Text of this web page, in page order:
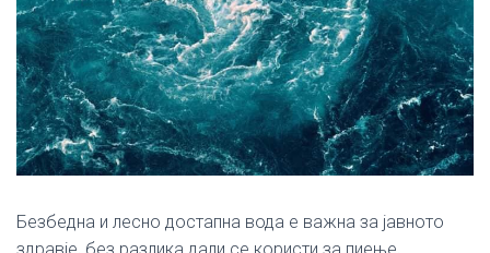
Безбедна и лесно достапна вода е важна за јавното
здравје, без разлика дали се користи за пиење,